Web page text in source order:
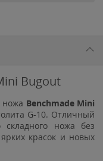
Bugout
ножа Benchmade Mini
G-10. Отличный
складного ножа без
красок и новых